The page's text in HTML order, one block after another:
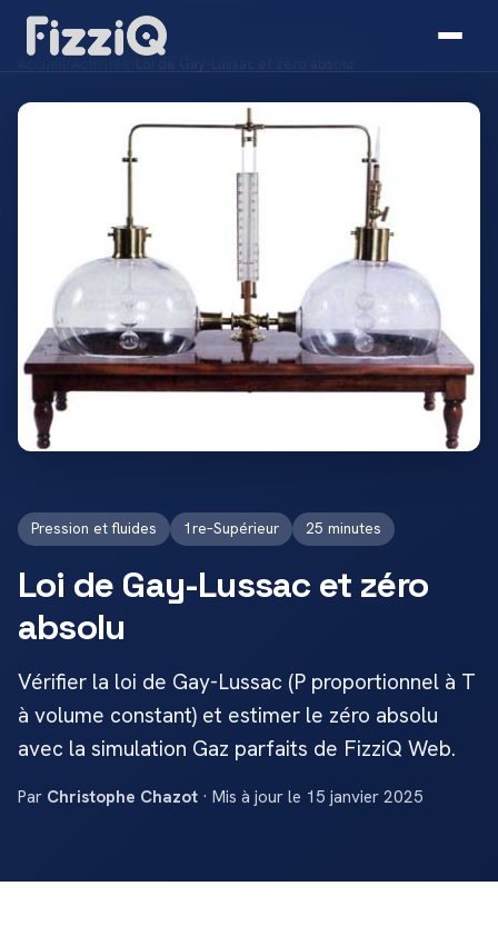
Pression et fluides 1re–Supérieur 25 minutes
Loi de Gay-Lussac et zéro
absolu
Vérifier la loi de Gay-Lussac (P proportionnel à T
à volume constant) et estimer le zéro absolu
avec la simulation Gaz parfaits de FizziQ Web.
Par Christophe Chazot · Mis à jour le 15 janvier 2025